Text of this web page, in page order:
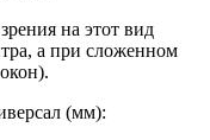
на этот вид
а при сложенном
(мм):